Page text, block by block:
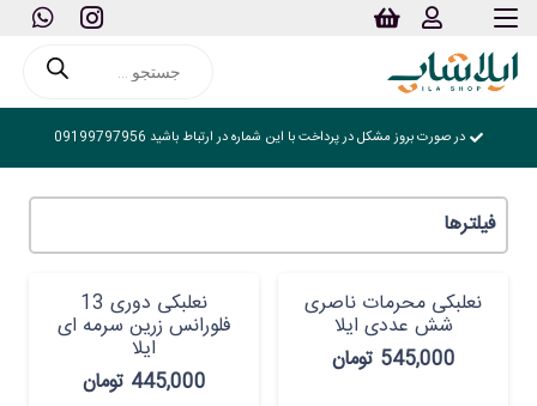
search
در صورت بروز مشکل در پرداخت با این شماره در ارتباط باشید 09199797956
فیلترها
نعلبکی محرمات ناصری
شش عددی ایلا
545,000 تومان
نعلبکی دوری 13
فلورانس زرین سرمه ای
ایلا
445,000 تومان